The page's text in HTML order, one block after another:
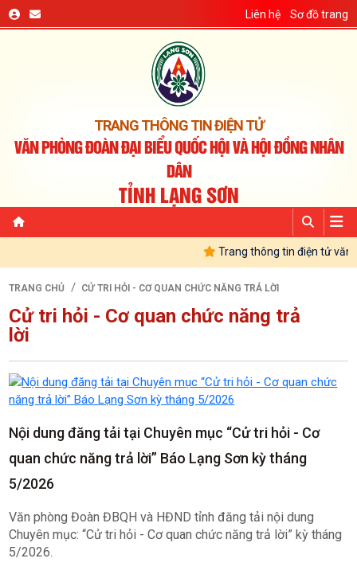
Liên hệ Sơ đồ trang
TRANG THÔNG TIN ĐIỆN TỬ
VĂN PHÒNG ĐOÀN ĐẠI BIỂU QUỐC HỘI VÀ HỘI ĐỒNG NHÂN
DÂN
TỈNH LẠNG SƠN
Trang thông tin điện tử văn
TRANG CHỦ CỬ TRI HỎI - CƠ QUAN CHỨC NĂNG TRẢ LỜI
Cử tri hỏi - Cơ quan chức năng trả
lời
Nội dung đăng tải tại Chuyên mục “Cử tri hỏi - Cơ
quan chức năng trả lời” Báo Lạng Sơn kỳ tháng
5/2026
Văn phòng Đoàn ĐBQH và HĐND tỉnh đăng tải nội dung
Chuyên mục: “Cử tri hỏi - Cơ quan chức năng trả lời” kỳ tháng
5/2026.